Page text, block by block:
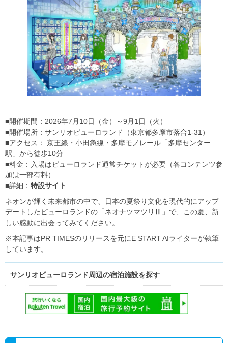
■開催期間：2026年7月10日（金）～9月1日（火）
■開催場所：サンリオピューロランド（東京都多摩市落合1-31）
■アクセス： 京王線・小田急線・多摩モノレール「多摩センター
駅」から徒歩10分
■料金：入場はピューロランド通常チケットが必要（各コンテンツ参
加は一部有料）
■詳細： 特設サイト
ネオンが輝く未来都市の中で、日本の夏祭り文化を現代的にアップ
デートしたピューロランドの「ネオナツマツリⅢ」で、この夏、新
しい感動に出会ってみてください。
※本記事はPR TIMESのリリースを元にE START AIライターが執筆
しています。
サンリオピューロランド周辺の宿泊施設を探す